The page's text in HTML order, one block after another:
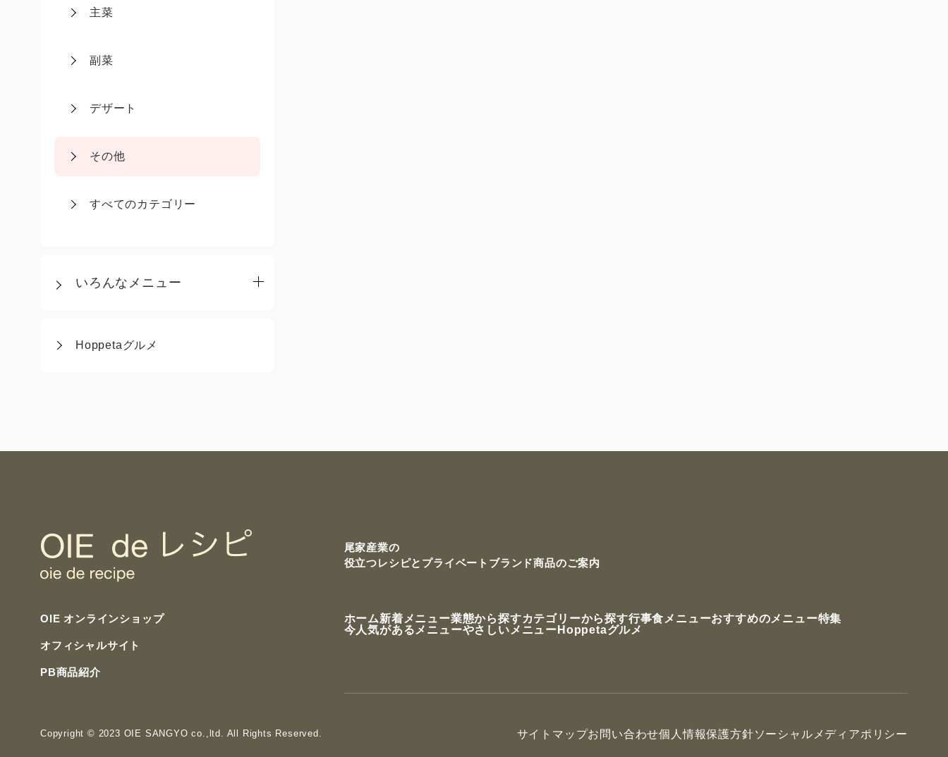
主菜
副菜
デザート
その他
すべてのカテゴリー
いろんなメニュー
Hoppetaグルメ
尾家産業の
役立つレシピと プライベートブランド商品のご案内
OIE オンラインショップ
オフィシャルサイト
PB商品紹介
ホーム新着メニュー業態から探すカテゴリーから探す行事食メニューおすすめのメニュー特集
今人気があるメニューやさしいメニュー Hoppetaグルメ
Copyright © 2023 OIE SANGYO co.,ltd. All Rights Reserved. サイトマップお問い合わせ個人情報保護方針ソーシャルメディアポリシー